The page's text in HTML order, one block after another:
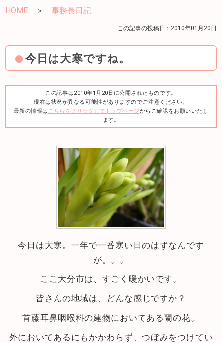
HOME ＞事務長日記
この記事の投稿日：2010年01月20日
今日は大寒ですね。
この記事は2010年1月20日に公開されたものです。
現在は状況が異なる可能性がありますのでご注意ください。
最新の情報は こちらをクリックしてトップページからご確認をお願いいたし
ます。
今日は大寒。一年で一番寒い日のはずなんです
が。。。
ここ大分市は、すごく暖かいです。
皆さんの地域は、どんな感じですか？
首藤耳鼻咽喉科の建物においてある蘭の花。
外においてあるにもかかわらず、つぼみをつけてい